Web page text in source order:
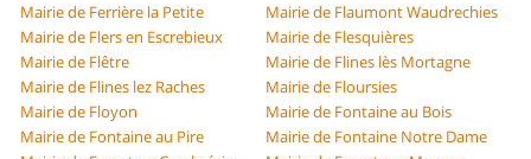
Mairie de Ferrière la Petite
Mairie de Flaumont Waudrechies
Mairie de Flers en Escrebieux
Mairie de Flesquières
Mairie de Flêtre
Mairie de Flines lès Mortagne
Mairie de Flines lez Raches
Mairie de Floursies
Mairie de Floyon
Mairie de Fontaine au Bois
Mairie de Fontaine au Pire
Mairie de Fontaine Notre Dame